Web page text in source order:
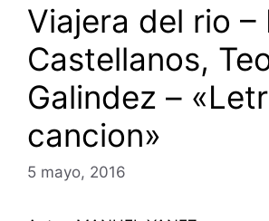
Viajera del rio –
Castellanos,
Galindez –
cancion»
5 mayo, 2016